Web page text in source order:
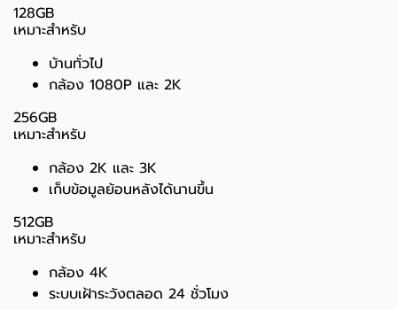
128GB
เหมาะสำหรับ
บ้านทั่วไป
กล้อง 1080P และ 2K
256GB
เหมาะสำหรับ
กล้อง 2K และ 3K
เก็บข้อมูลย้อนหลังได้นานขึ้น
512GB
เหมาะสำหรับ
กล้อง 4K
ระบบเฝ้าระวังตลอด 24 ชั่วโมง